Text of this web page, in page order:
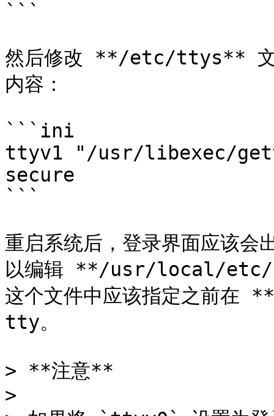
```
然后修改 **/etc/ttys** 文
内容：
```ini
ttyv1 "/usr/libexec/
secure
```
重启系统后，登录界面应该会
以编辑 **/usr/local/
这个文件中应该指定之前
tty。
> **注意**
>